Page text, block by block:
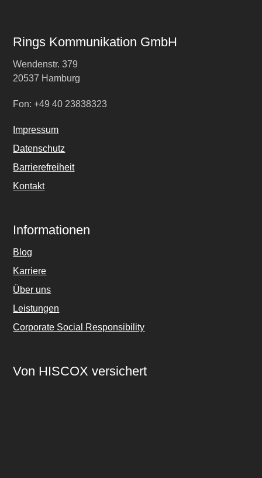
Rings Kommunikation GmbH
Wendenstr. 379
20537 Hamburg
Fon: +49 40 23838323
Impressum
Datenschutz
Barrierefreiheit
Kontakt
Informationen
Blog
Karriere
Über uns
Leistungen
Corporate Social Responsibility
Von HISCOX versichert